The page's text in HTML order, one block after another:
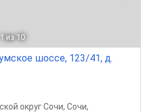
1 из 10
шоссе, 123/41, д.
округ Сочи, Сочи,